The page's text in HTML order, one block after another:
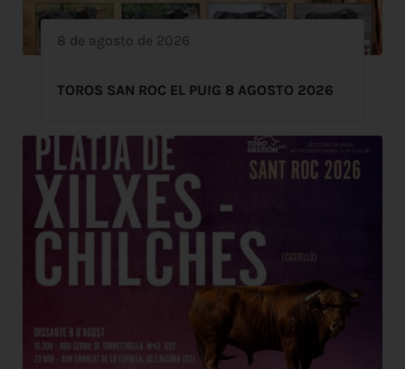
8 de agosto de 2026
TOROS SAN ROC EL PUIG 8 AGOSTO 2026